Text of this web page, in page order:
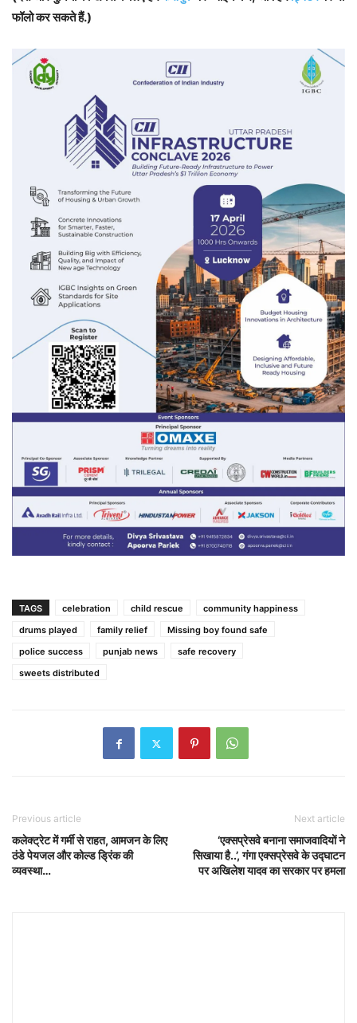
फॉलो कर सकते हैं.)
TAGS celebration child rescue
community happiness
drums played
family relief
Missing boy found safe
police success
punjab news
safe recovery
sweets distributed
Previous article
कलेक्ट्रेट में गर्मी से राहत, आमजन के लिए
ठंडे पेयजल और कोल्ड ड्रिंक की
व्यवस्था…
Next article
‘एक्सप्रेसवे बनाना समाजवादियों ने
सिखाया है..’, गंगा एक्सप्रेसवे के उद्घाटन
पर अखिलेश यादव का सरकार पर हमला